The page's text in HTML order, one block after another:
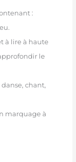
:
à lire à haute
le
chant,
marquage à